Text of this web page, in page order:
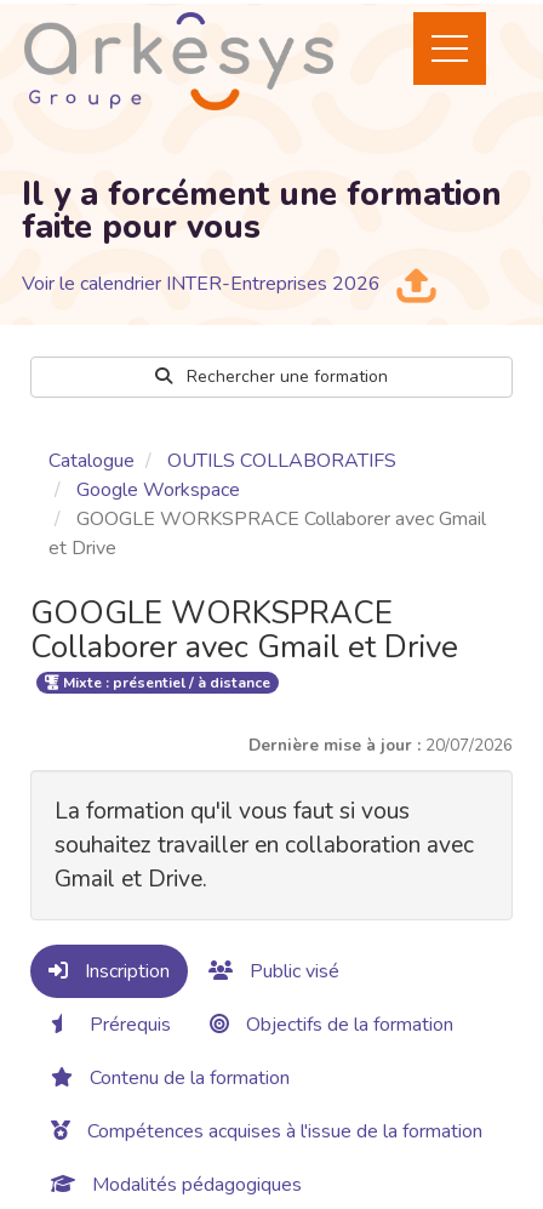
Il y a forcément une formation
faite pour vous
Voir le calendrier INTER-Entreprises 2026
Rechercher une formation
Catalogue
OUTILS COLLABORATIFS
Google Workspace
GOOGLE WORKSPRACE Collaborer avec Gmail
et Drive
GOOGLE WORKSPRACE
Collaborer avec Gmail et Drive
Mixte : présentiel / à distance
Dernière mise à jour : 20/07/2026
La formation qu'il vous faut si vous
souhaitez travailler en collaboration avec
Gmail et Drive.
Inscription
Public visé
Prérequis
Objectifs de la formation
Contenu de la formation
Compétences acquises à l'issue de la formation
Modalités pédagogiques